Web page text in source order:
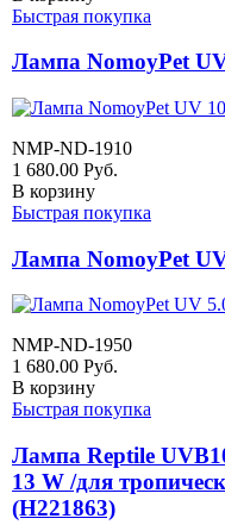
Быстрая покупка
Лампа NomoyPet
NMP-ND-1910
1 680.00 Руб.
В корзину
Быстрая покупка
Лампа NomoyPet
NMP-ND-1950
1 680.00 Руб.
В корзину
Быстрая покупка
Лампа Reptile
13 W /для
(H221863)